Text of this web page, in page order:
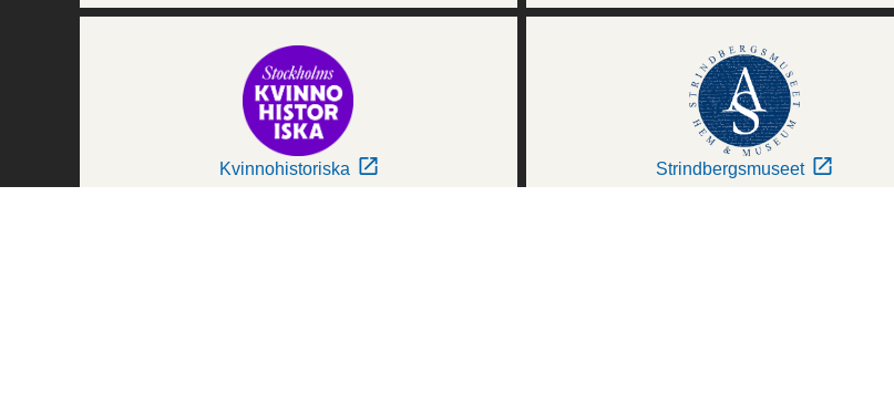
Kvinnohistoriska Strindbergsmuseet